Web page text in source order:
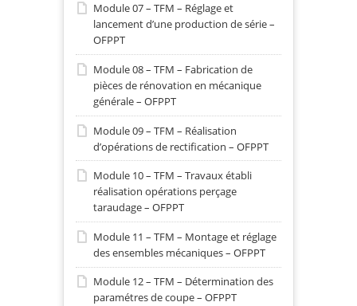
Module 07 – TFM – Réglage et
lancement d’une production de série –
OFPPT
Module 08 – TFM – Fabrication de
pièces de rénovation en mécanique
générale – OFPPT
Module 09 – TFM – Réalisation
d’opérations de rectification – OFPPT
Module 10 – TFM – Travaux établi
réalisation opérations perçage
taraudage – OFPPT
Module 11 – TFM – Montage et réglage
des ensembles mécaniques – OFPPT
Module 12 – TFM – Détermination des
paramétres de coupe – OFPPT